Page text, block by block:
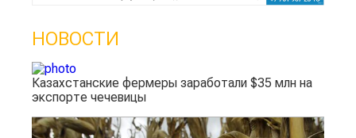
НОВОСТИ
Казахстанские фермеры заработали $35 млн на
экспорте чечевицы